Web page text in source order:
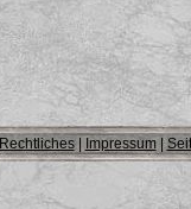
Rechtliches| Impressum|